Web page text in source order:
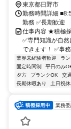
東京都日野市
勤務時間詳細
勤務 ✅長期歓迎
仕事内容 ★積極
✅専門知識が自
できます！ ✅事
業界未経験者歓迎 ラ
固定時間制
平日のみ
夕方
ブランクOK 交
長期休暇あり
土日祝
業務